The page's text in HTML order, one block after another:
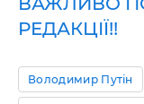
РЕДАКЦІЇ!!
Володимир Путін